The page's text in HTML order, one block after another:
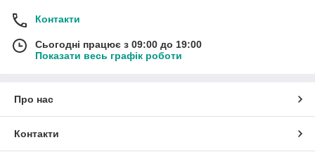
Контакти
Сьогодні працює з 09:00 до 19:00
Показати весь графік роботи
Про нас
Контакти